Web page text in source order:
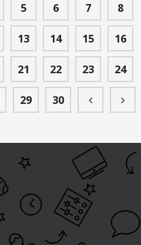
5 6 7 8
13 14 15 16
21 22 23 24
29 30